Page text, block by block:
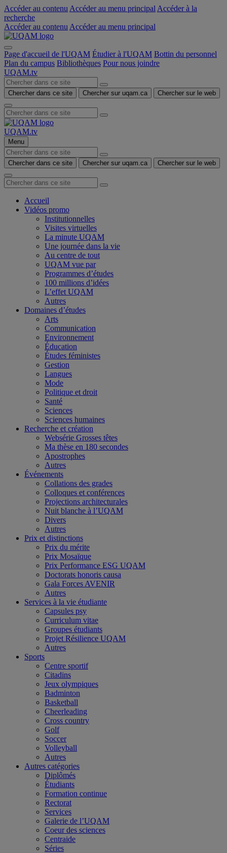
Accéder au contenu Accéder au menu principal Accéder à la
recherche
Accéder au contenu Accéder au menu principal
Page d'accueil de l'UQAM Étudier à l'UQAM Bottin du personnel
Plan du campus Bibliothèques Pour nous joindre
UQAM.tv
Chercher dans ce site Chercher sur uqam.ca Chercher sur le web
UQAM.tv
Menu
Chercher dans ce site Chercher sur uqam.ca Chercher sur le web
Accueil
Vidéos promo
Institutionnelles
Visites virtuelles
La minute UQAM
Une journée dans la vie
Au centre de tout
UQAM vue par
Programmes d’études
100 millions d’idées
L’effet UQAM
Autres
Domaines d’études
Arts
Communication
Environnement
Éducation
Études féministes
Gestion
Langues
Mode
Politique et droit
Santé
Sciences
Sciences humaines
Recherche et création
Websérie Grosses têtes
Ma thèse en 180 secondes
Apostrophes
Autres
Événements
Collations des grades
Colloques et conférences
Projections architecturales
Nuit blanche à l’UQAM
Divers
Autres
Prix et distinctions
Prix du mérite
Prix Mosaïque
Prix Performance ESG UQAM
Doctorats honoris causa
Gala Forces AVENIR
Autres
Services à la vie étudiante
Capsules psy
Curriculum vitae
Groupes étudiants
Projet Résilience UQAM
Autres
Sports
Centre sportif
Citadins
Jeux olympiques
Badminton
Basketball
Cheerleading
Cross country
Golf
Soccer
Volleyball
Autres
Autres catégories
Diplômés
Étudiants
Formation continue
Rectorat
Services
Galerie de l’UQAM
Coeur des sciences
Centraide
Séries